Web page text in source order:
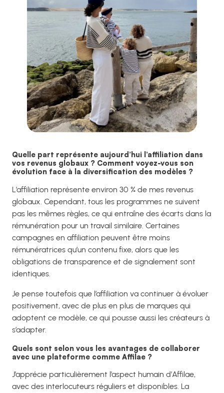
Quelle part représente aujourd’hui l’affiliation dans
vos revenus globaux ? Comment voyez-vous son
évolution face à la diversification des modèles ?
L’affiliation représente environ 30 % de mes revenus
globaux. Cependant, tous les programmes ne suivent
pas les mêmes règles, ce qui entraîne des écarts dans la
rémunération pour un travail similaire. Certaines
campagnes en affiliation peuvent être moins
rémunératrices qu’un contenu fixe, alors que les
obligations de transparence et de signalement sont
identiques.
Je pense toutefois que l’affiliation va continuer à évoluer
positivement, avec de plus en plus de marques qui
adoptent ce modèle, ce qui pousse aussi les créateurs à
s’adapter.
Quels sont selon vous les avantages de collaborer
avec une plateforme comme Affilae ?
J’apprécie particulièrement l’aspect humain d’Affilae,
avec des interlocuteurs réguliers et disponibles. La